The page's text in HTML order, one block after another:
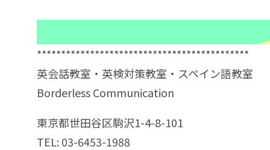
********************************************
英会話教室・英検対策教室・スペイン語教室
Borderless Communication
東京都世田谷区駒沢1-4-8-101
TEL: 03-6453-1988